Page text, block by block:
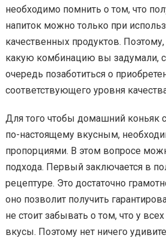
необходимо помнить о том, что
напиток можно только при
качественных продуктов.
какую комбинацию вы задумали,
очередь позаботиться о
соответствующего уровня
Для того чтобы домашний коньяк
по-настоящему вкусным,
пропорциями. В этом вопросе
подхода. Первый заключается в
рецептуре. Это достаточно
оно позволит получить
не стоит забывать о том, что у
вкусы. Поэтому нет ничего